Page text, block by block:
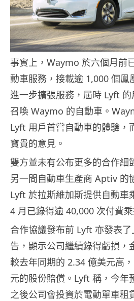
事實上，Waymo 於六個月前
動車服務，接載逾 1,000 個鳯
進一步擴張服務，屆時 Lyft
召喚 Waymo 的自動車。
Lyft 用戶首嘗自動車的體驗，
寶貴的意見。
雙方並未有公布更多的合作細
另一間自動車生產商 Aptiv 的
Lyft 於拉斯維加斯提供自動車
4 月已錄得逾 40,000 次付費乘
合作協議發布前 Lyft 亦發表
告，顯示公司繼續錄得虧損，
較去年同期的 2.34 億美元高
元的股份賠償。Lyft 稱，今年
之後公司會投資於電動單車租